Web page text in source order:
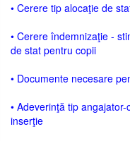
• Cerere tip alocaţie de
• Cerere îndemnizaţie -
de stat pentru copii
• Documente necesare
• Adeverinţă tip
inserţie